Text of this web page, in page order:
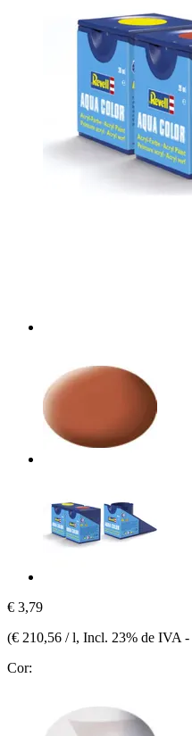
€ 3,79
(€ 210,56 / l, Incl. 23% de IVA -
Cor: